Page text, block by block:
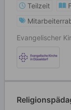
Teilzeit
Evangelischer